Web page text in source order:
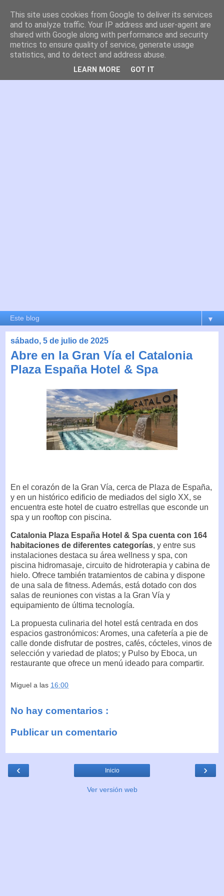
es por madrid
El blog de Madrid y su actualidad, proyectos, transporte,
movilidad, arquitectura, participación, medio ambiente,
educación, empleo, ...
▼
sábado, 5 de julio de 2025
Abre en la Gran Vía el Catalonia
Plaza España Hotel & Spa
En el corazón de la Gran Vía, cerca de Plaza de España,
y en un histórico edificio de mediados del siglo XX, se
encuentra este hotel de cuatro estrellas que esconde un
spa y un rooftop con piscina.
Catalonia Plaza España Hotel & Spa cuenta con 164
habitaciones de diferentes categorías, y entre sus
instalaciones destaca su área wellness y spa, con
piscina hidromasaje, circuito de hidroterapia y cabina de
hielo. Ofrece también tratamientos de cabina y dispone
de una sala de fitness. Además, está dotado con dos
salas de reuniones con vistas a la Gran Vía y
equipamiento de última tecnología.
La propuesta culinaria del hotel está centrada en dos
espacios gastronómicos: Aromes, una cafetería a pie de
calle donde disfrutar de postres, cafés, cócteles, vinos de
selección y variedad de platos; y Pulso by Eboca, un
restaurante que ofrece un menú ideado para compartir.
Miguel a las 16:00
No hay comentarios :
Publicar un comentario
‹ ›
Inicio
Ver versión web
This site uses cookies from Google to deliver its services
and to analyze traffic. Your IP address and user-agent are
shared with Google along with performance and security
metrics to ensure quality of service, generate usage
statistics, and to detect and address abuse.
LEARN MORE GOT IT